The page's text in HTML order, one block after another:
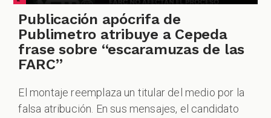
Publicación apócrifa de
Publimetro atribuye a Cepeda
frase sobre “escaramuzas de las
FARC”
El montaje reemplaza un titular del medio por la
falsa atribución. En sus mensajes, el candidato